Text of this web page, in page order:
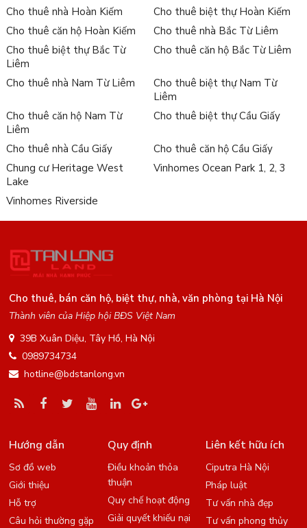
Cho thuê nhà Hoàn Kiếm
Cho thuê biệt thự Hoàn Kiếm
Cho thuê căn hộ Hoàn Kiếm
Cho thuê nhà Bắc Từ Liêm
Cho thuê biệt thự Bắc Từ
Liêm
Cho thuê căn hộ Bắc Từ Liêm
Cho thuê nhà Nam Từ Liêm
Cho thuê biệt thự Nam Từ
Liêm
Cho thuê căn hộ Nam Từ
Liêm
Cho thuê biệt thự Cầu Giấy
Cho thuê nhà Cầu Giấy
Cho thuê căn hộ Cầu Giấy
Chung cư Heritage West
Lake
Vinhomes Ocean Park 1, 2, 3
Vinhomes Riverside
Cho thuê, bán căn hộ, biệt thự, nhà, văn phòng tại Hà Nội
Thành viên của Hiệp hội BĐS Việt Nam
39B Xuân Diệu, Tây Hồ, Hà Nội
0989734734
hotline@bdstanlong.vn
Hướng dẫn
Sơ đồ web
Giới thiệu
Hỗ trợ
Câu hỏi thường gặp
Quy định
Điều khoản thỏa
thuận
Quy chế hoạt động
Giải quyết khiếu nại
Liên kết hữu ích
Ciputra Hà Nội
Pháp luật
Tư vấn nhà đẹp
Tư vấn phong thủy